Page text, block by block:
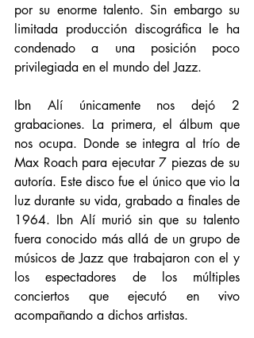
por su enorme talento. Sin embargo su
limitada producción discográfica le ha
condenado a una posición poco
privilegiada en el mundo del Jazz.
Ibn Alí únicamente nos dejó 2
grabaciones. La primera, el álbum que
nos ocupa. Donde se integra al trío de
Max Roach para ejecutar 7 piezas de su
autoría. Este disco fue el único que vio la
luz durante su vida, grabado a finales de
1964. Ibn Alí murió sin que su talento
fuera conocido más allá de un grupo de
músicos de Jazz que trabajaron con el y
los espectadores de los múltiples
conciertos que ejecutó en vivo
acompañando a dichos artistas.